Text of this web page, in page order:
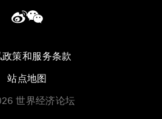
政策和服务条款
站点地图
世界经济论坛